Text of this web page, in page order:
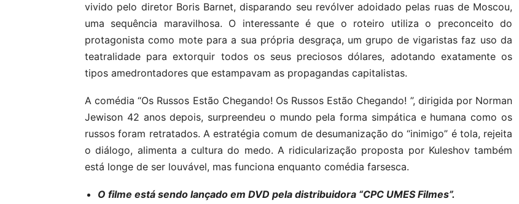
vivido pelo diretor Boris Barnet, disparando seu revólver adoidado pelas ruas de Moscou,
uma sequência maravilhosa. O interessante é que o roteiro utiliza o preconceito do
protagonista como mote para a sua própria desgraça, um grupo de vigaristas faz uso da
teatralidade para extorquir todos os seus preciosos dólares, adotando exatamente os
tipos amedrontadores que estampavam as propagandas capitalistas.
A comédia “Os Russos Estão Chegando! Os Russos Estão Chegando! ”, dirigida por Norman
Jewison 42 anos depois, surpreendeu o mundo pela forma simpática e humana como os
russos foram retratados. A estratégia comum de desumanização do “inimigo” é tola, rejeita
o diálogo, alimenta a cultura do medo. A ridicularização proposta por Kuleshov também
está longe de ser louvável, mas funciona enquanto comédia farsesca.
O filme está sendo lançado em DVD pela distribuidora “CPC UMES Filmes”.